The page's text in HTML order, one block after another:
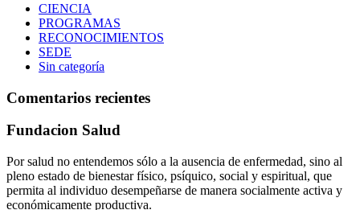
CIENCIA
PROGRAMAS
RECONOCIMIENTOS
SEDE
Sin categoría
Comentarios recientes
Fundacion Salud
Por salud no entendemos sólo a la ausencia de enfermedad, sino al
pleno estado de bienestar físico, psíquico, social y espiritual, que
permita al individuo desempeñarse de manera socialmente activa y
económicamente productiva.